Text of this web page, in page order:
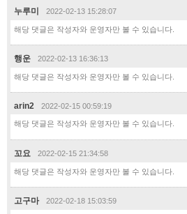
누루미 2022-02-13 15:28:07
해당 댓글은 작성자와 운영자만 볼 수 있습니다.
행운 2022-02-13 16:36:13
해당 댓글은 작성자와 운영자만 볼 수 있습니다.
arin2 2022-02-15 00:59:19
해당 댓글은 작성자와 운영자만 볼 수 있습니다.
꼬요 2022-02-15 21:34:58
해당 댓글은 작성자와 운영자만 볼 수 있습니다.
고구마 2022-02-18 15:03:59